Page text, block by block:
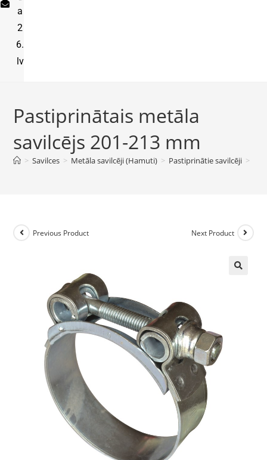
a
2
6.
lv
Pastiprinātais metāla
savilcējs 201-213 mm
> Savilces > Metāla savilcēji (Hamuti) > Pastiprinātie savilcēji >
Previous Product Next Product